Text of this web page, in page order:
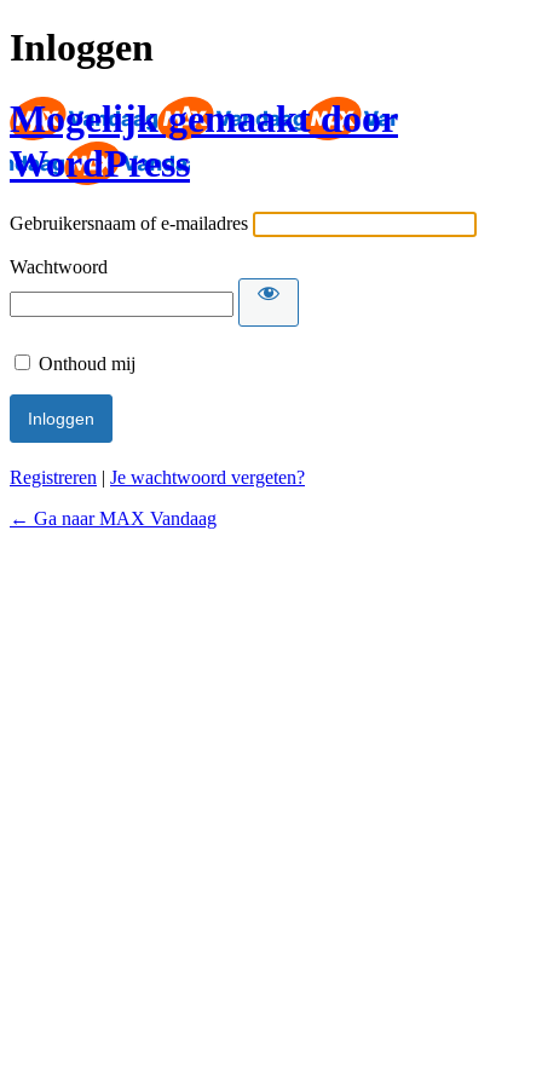
Inloggen
Mogelijk gemaakt door
WordPress
Gebruikersnaam of e-mailadres
Wachtwoord
Onthoud mij
Registreren | Je wachtwoord vergeten?
← Ga naar MAX Vandaag